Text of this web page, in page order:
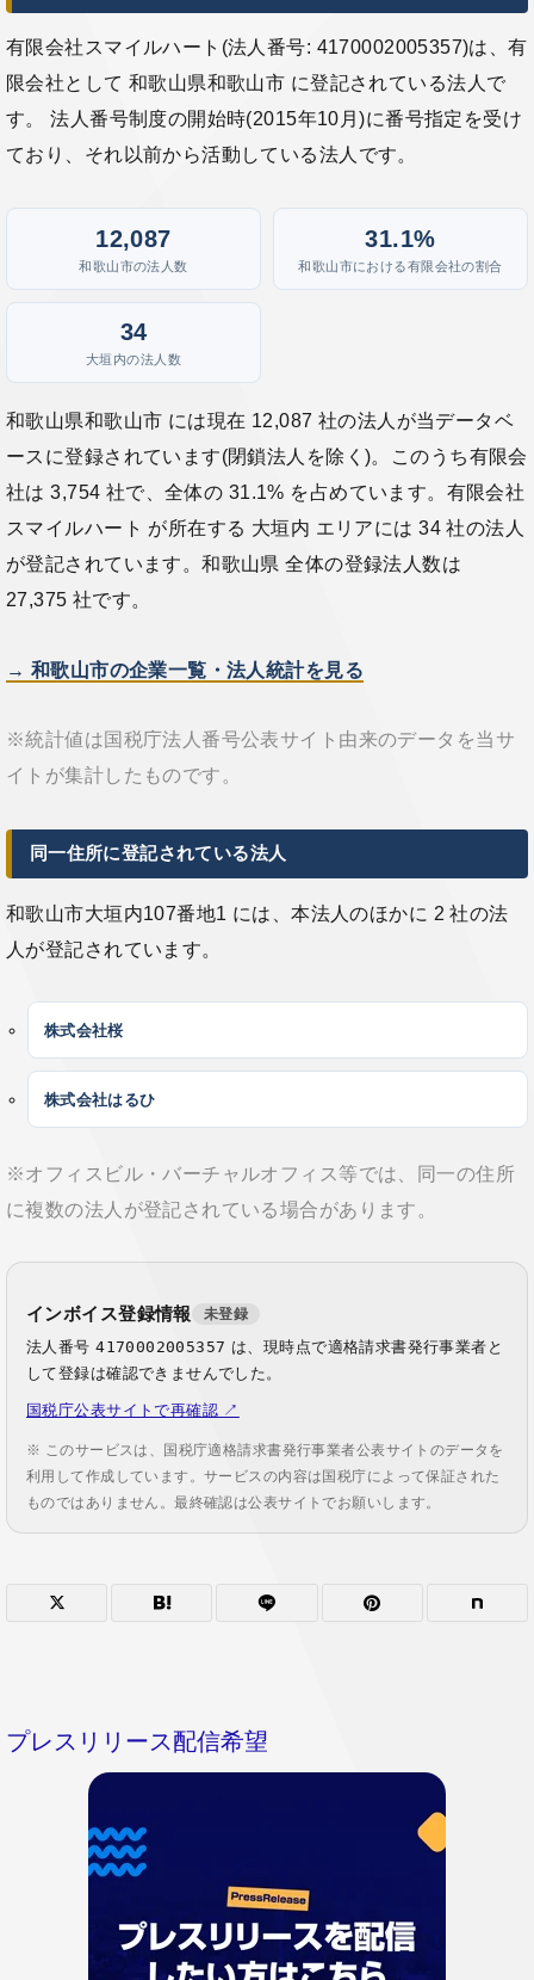
有限会社スマイルハート(法人番号: 4170002005357)は、有
限会社として 和歌山県和歌山市 に登記されている法人で
す。 法人番号制度の開始時(2015年10月)に番号指定を受け
ており、それ以前から活動している法人です。
12,087
和歌山市の法人数
31.1%
和歌山市における有限会社の割合
34
大垣内の法人数
和歌山県和歌山市 には現在 12,087 社の法人が当データベ
ースに登録されています(閉鎖法人を除く)。このうち有限会
社は 3,754 社で、全体の 31.1% を占めています。有限会社
スマイルハート が所在する 大垣内 エリアには 34 社の法人
が登記されています。和歌山県 全体の登録法人数は
27,375 社です。
→ 和歌山市の企業一覧・法人統計を見る
※統計値は国税庁法人番号公表サイト由来のデータを当サ
イトが集計したものです。
同一住所に登記されている法人
和歌山市大垣内107番地1 には、本法人のほかに 2 社の法
人が登記されています。
株式会社桜
株式会社はるひ
※オフィスビル・バーチャルオフィス等では、同一の住所
に複数の法人が登記されている場合があります。
インボイス登録情報 未登録
法人番号4170002005357 は、現時点で適格請求書発行事業者と
して登録は確認できませんでした。
国税庁公表サイトで再確認 ↗
※ このサービスは、国税庁適格請求書発行事業者公表サイトのデータを
利用して作成しています。サービスの内容は国税庁によって保証された
ものではありません。最終確認は公表サイトでお願いします。
プレスリリース配信希望